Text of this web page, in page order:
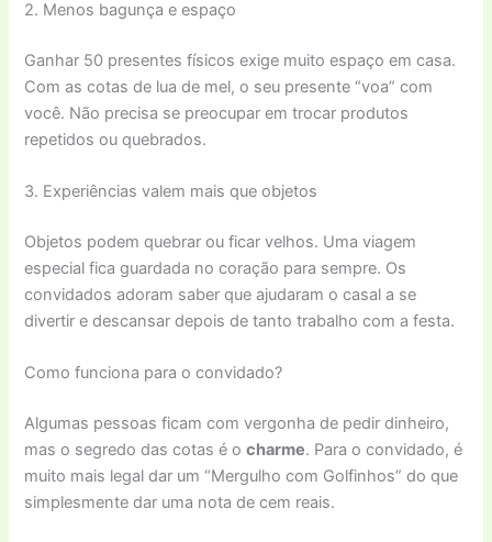
2. Menos bagunça e espaço
Ganhar 50 presentes físicos exige muito espaço em casa.
Com as cotas de lua de mel, o seu presente “voa” com
você. Não precisa se preocupar em trocar produtos
repetidos ou quebrados.
3. Experiências valem mais que objetos
Objetos podem quebrar ou ficar velhos. Uma viagem
especial fica guardada no coração para sempre. Os
convidados adoram saber que ajudaram o casal a se
divertir e descansar depois de tanto trabalho com a festa.
Como funciona para o convidado?
Algumas pessoas ficam com vergonha de pedir dinheiro,
mas o segredo das cotas é ocharme. Para o convidado, é
muito mais legal dar um “Mergulho com Golfinhos” do que
simplesmente dar uma nota de cem reais.